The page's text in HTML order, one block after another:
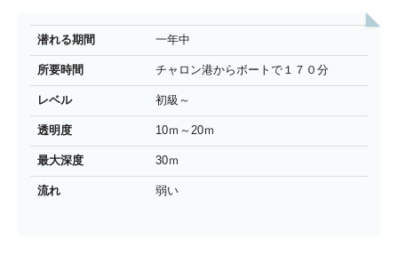
潜れる期間 一年中
所要時間 チャロン港からボートで１７０分
レベル 初級～
透明度 10ｍ～20ｍ
最大深度 30ｍ
流れ 弱い